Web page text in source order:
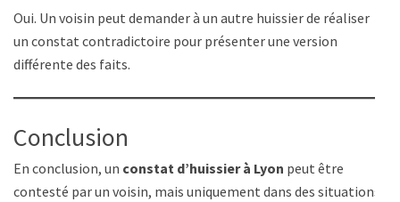
Oui. Un voisin peut demander à un autre huissier de réaliser
un constat contradictoire pour présenter une version
différente des faits.
Conclusion
En conclusion, un constat d’huissier à Lyon peut être
contesté par un voisin, mais uniquement dans des situations